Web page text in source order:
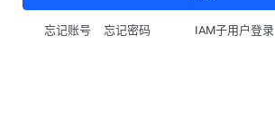
忘记账号 忘记密码 IAM子用户登录